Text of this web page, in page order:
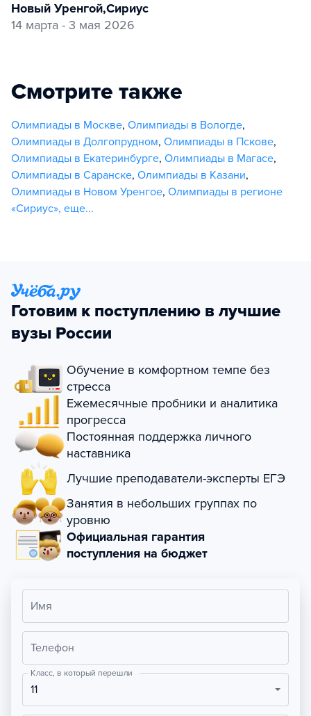
Новый Уренгой,Сириус
14 марта - 3 мая 2026
Смотрите также
Олимпиады в Москве, Олимпиады в Вологде,
Олимпиады в Долгопрудном, Олимпиады в Пскове,
Олимпиады в Екатеринбурге, Олимпиады в Магасе,
Олимпиады в Саранске, Олимпиады в Казани,
Олимпиады в Новом Уренгое, Олимпиады в регионе
«Сириус», еще...
Готовим к поступлению в лучшие
вузы России
Обучение в комфортном темпе без
стресса
Ежемесячные пробники и аналитика
прогресса
Постоянная поддержка личного
наставника
Лучшие преподаватели-эксперты ЕГЭ
Занятия в небольших группах по
уровню
Официальная гарантия
поступления на бюджет
Имя
Телефон
Класс, в который перешли
11